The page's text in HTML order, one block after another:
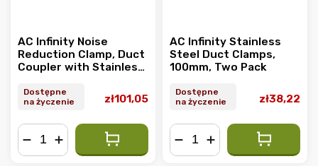
AC Infinity Noise
Reduction Clamp, Duct
Coupler with Stainless
Dostępne
na życzenie
zł101,05
AC Infinity Stainless
Steel Duct Clamps,
100mm, Two Pack
Dostępne
na życzenie
zł38,22